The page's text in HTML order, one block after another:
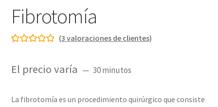
Fibrotomía
base a
de clientes
(3 valoraciones de clientes)
El precio varía 30 minutos
La fibrotomía es un procedimiento quirúrgico que consiste